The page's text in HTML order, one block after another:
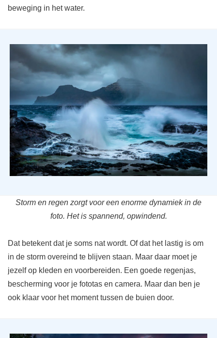
beweging in het water.
Storm en regen zorgt voor een enorme dynamiek in de
foto. Het is spannend, opwindend.
Dat betekent dat je soms nat wordt. Of dat het lastig is om
in de storm overeind te blijven staan. Maar daar moet je
jezelf op kleden en voorbereiden. Een goede regenjas,
bescherming voor je fototas en camera. Maar dan ben je
ook klaar voor het moment tussen de buien door.